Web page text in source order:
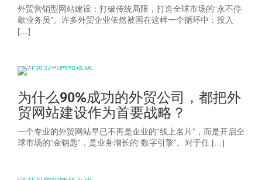
外贸营销型网站建设：打破传统局限，打造全球市场的“永不停
歇业务员”。许多外贸企业依然被困在这样一个循环中：投入
[…]
为什么90%成功的外贸公司，都把外
贸网站建设作为首要战略？
一个专业的外贸网站早已不再是企业的“线上名片”，而是开启全
球市场的“金钥匙”，是业务增长的“数字引擎”。对于任 […]